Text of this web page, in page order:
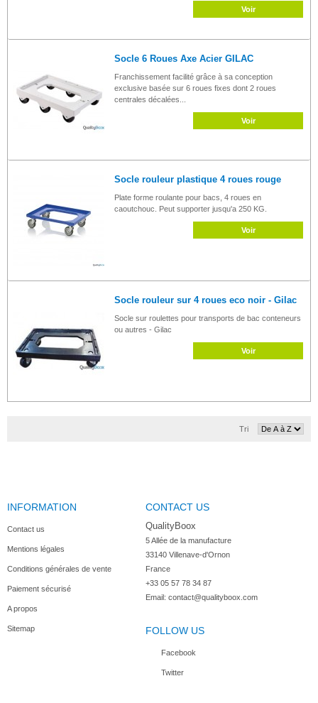
Voir
Socle 6 Roues Axe Acier GILAC
Franchissement facilité grâce à sa conception
exclusive basée sur 6 roues fixes dont 2 roues
centrales décalées...
Voir
Socle rouleur plastique 4 roues rouge
Plate forme roulante pour bacs, 4 roues en
caoutchouc. Peut supporter jusqu'a 250 KG.
Voir
Socle rouleur sur 4 roues eco noir - Gilac
Socle sur roulettes pour transports de bac conteneurs
ou autres - Gilac
Voir
Tri
INFORMATION
Contact us
Mentions légales
Conditions générales de vente
Paiement sécurisé
A propos
Sitemap
CONTACT US
QualityBoox
5 Allée de la manufacture
33140 Villenave-d'Ornon
France
+33 05 57 78 34 87
Email: contact@qualityboox.com
FOLLOW US
Facebook
Twitter